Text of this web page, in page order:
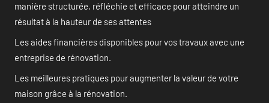
manière structurée, réfléchie et efficace pour atteindre un
résultat à la hauteur de ses attentes
Les aides financières disponibles pour vos travaux avec une
entreprise de rénovation.
Les meilleures pratiques pour augmenter la valeur de votre
maison grâce à la rénovation.